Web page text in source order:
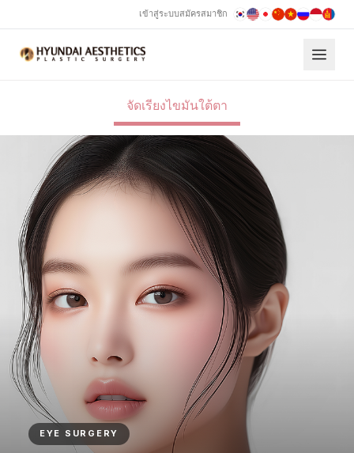
เข้าสู่ระบบสมัครสมาชิก
จัดเรียงไขมันใต้ตา
EYE SURGERY